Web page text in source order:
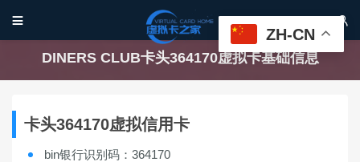
 
DINERS CLUB卡头364170虚拟卡基础信息
卡头364170虚拟信用卡
bin银行识别码：364170
ZH-CN